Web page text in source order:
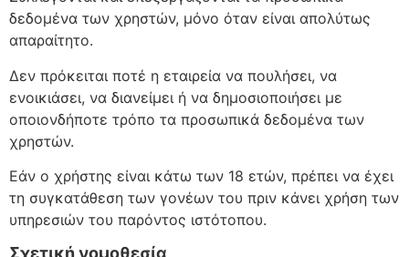
δεδομένα των χρηστών, μόνο όταν είναι απολύτως
απαραίτητο.
Δεν πρόκειται ποτέ η εταιρεία να πουλήσει, να
ενοικιάσει, να διανείμει ή να δημοσιοποιήσει με
οποιονδήποτε τρόπο τα προσωπικά δεδομένα των
χρηστών.
Εάν ο χρήστης είναι κάτω των 18 ετών, πρέπει να έχει
τη συγκατάθεση των γονέων του πριν κάνει χρήση των
υπηρεσιών του παρόντος ιστότοπου.